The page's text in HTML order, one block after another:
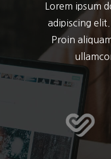
Lorem ipsum
adipiscing
Proin